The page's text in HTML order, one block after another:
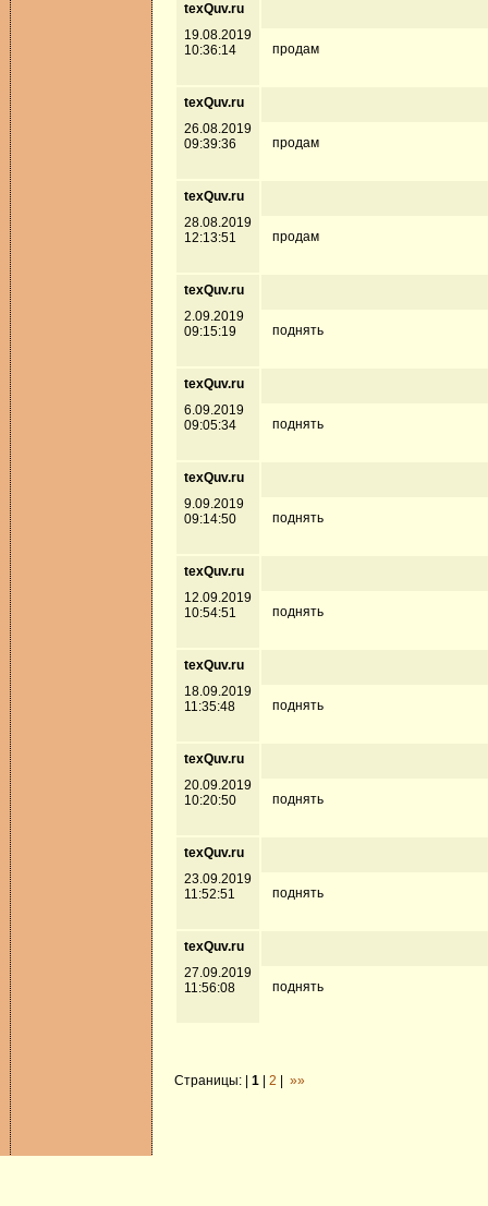
texQuv.ru
19.08.2019
10:36:14
продам
texQuv.ru
26.08.2019
09:39:36
продам
texQuv.ru
28.08.2019
12:13:51
продам
texQuv.ru
2.09.2019
09:15:19
поднять
texQuv.ru
6.09.2019
09:05:34
поднять
texQuv.ru
9.09.2019
09:14:50
поднять
texQuv.ru
12.09.2019
10:54:51
поднять
texQuv.ru
18.09.2019
11:35:48
поднять
texQuv.ru
20.09.2019
10:20:50
поднять
texQuv.ru
23.09.2019
11:52:51
поднять
texQuv.ru
27.09.2019
11:56:08
поднять
Страницы: | 1 2 »»